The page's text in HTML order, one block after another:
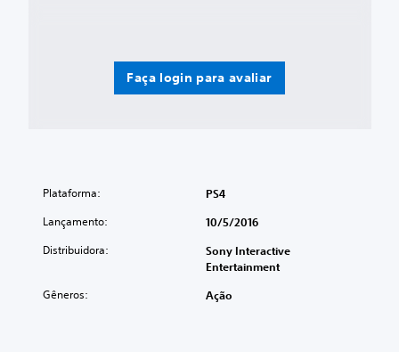
Faça login para avaliar
Plataforma: PS4
Lançamento: 10/5/2016
Distribuidora:
Sony Interactive
Entertainment
Gêneros: Ação